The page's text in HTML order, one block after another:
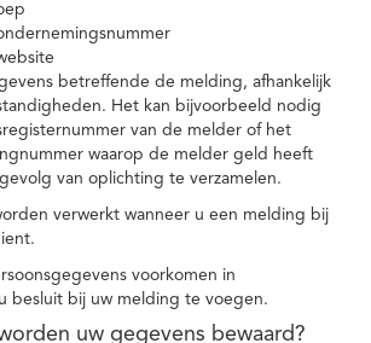
betreffende de melding, afhankelijk
Het kan bijvoorbeeld nodig
van de melder of het
waarop de melder geld heeft
van oplichting te verzamelen.
verwerkt wanneer u een melding bij
voorkomen in
besluit bij uw melding te voegen.
uw gegevens bewaard?